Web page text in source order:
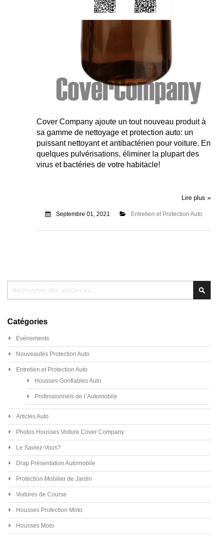
Cover Company ajoute un tout nouveau produit à
sa gamme de nettoyage et protection auto: un
puissant nettoyant et antibactérien pour voiture. En
quelques pulvérisations, éliminer la plupart des
virus et bactéries de votre habitacle!
Lire plus »
Septembre 01, 2021 Entretien et Protection Auto
Catégories
Evénements
Nouveautés Protection Auto
Entretien et Protection Auto
Housses Gonflables Auto
Professionnels de l´Automobile
Articles Auto
Photos Housses Voiture Cover Company
Le Saviez-Vous?
Drap Présentation Automobile
Protection Mobilier de Jardin
Voitures de Course
Housses Protection Moto
Housses Moto